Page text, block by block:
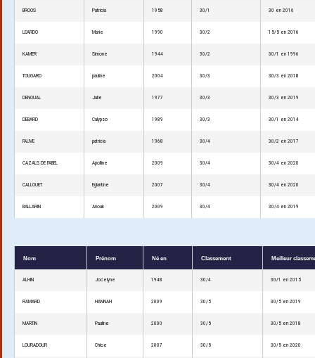
BROOS Patricia 1958 30/1 30 en 2016
LEARDO Marie 1990 30/2 15/5 en 2016
KAMER Simone 1944 30/2 30/1 en 1996
TOUGARD pauline 2004 30/3 30/3 en 2018
DENOUAL Julie 1977 30/3 30/3 en 2019
DEBARD Calypso 1989 30/3 30/1 en 2014
FAUVE patricia 1968 30/4 30/2 en 2017
CAZALS DE FABEL Apolline 2009 30/4 30/4 en 2020
CALLOUET Eglantine 2007 30/4 30/4 en 2020
BALLARIN Anouk 2009 30/4 30/4 en 2019
Nom Prénom Né en Classement Meilleur
ALHIN Jocelyne 1948 30/4 30/1 en 2015
RAMARD HANNAH 2009 30/5 30/5 en 2019
MARTIN Pauline 2000 30/5 30/5 en 2018
LOURADOUR Chloe 2007 30/5 30/5 en 2020